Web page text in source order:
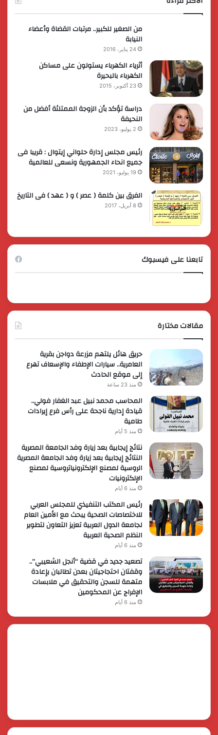
من الصغير للكبير.. مرتبات القضاة وأعضاء
النيابة
24 يناير، 2016
أثرياء الكهرباء يستولون على مساكن
الكهرباء بالبحيرة
23 أكتوبر، 2015
دراسة تؤكد بأن الزوجة الممتلئة أفضل من
النحيفة
2 يوليو، 2023
رئيس مجلس إدارة حلواني إيتوال : قريبا فى
جميع انحاء الجمهورية ونسعى للعالمية
19 يوليو، 2021
الفرق بين كلمة ( عصر ) و ( عهد ) فى التاريخ
8 أبريل، 2017
تابعنا على فيسبوك
مقالات مختارة
حريق هائل يلتهم مزرعة دواجن بقرية
العامرية.. سيارات الإطفاء والإسعاف تهرع
إلى موقع الحادث
منذ 23 ساعة
المحاسب محمد نبيل عبد الغفار فولي..
قيادة إدارية ناجحة على رأس فرع إيرادات
طامية
منذ 5 أيام
نتائج إيجابية بعد زيارة وفد الجامعة المصرية
النتائج إيجابية بعد زيارة وفد الجامعة المصرية
الروسية لمصنع الإلكترونياتروسية لمصنع
الإلكترونيات
منذ 6 أيام
رئيس المكتب التنفيذي للمجلس العربي
للاختصاصات الصحية يبحث مع الأمين العام
لجامعة الدول العربية تعزيز التعاون لتطوير
النظم الصحية العربية
منذ 6 أيام
تصعيد جديد في قضية “أنجل الشعيبي”..
وقفتان احتجاجيتان بعدن تطالبان بإعادة
متهمة للسجن والتحقيق في ملابسات
الإفراج عن المحكومين
منذ 6 أيام